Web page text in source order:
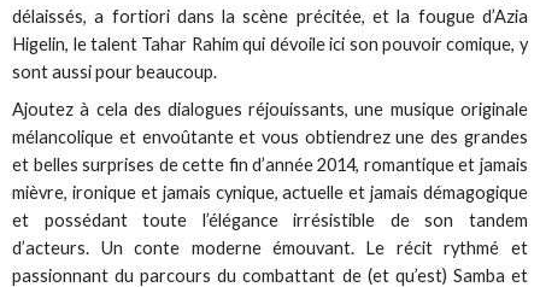
délaissés, a fortiori dans la scène précitée, et la fougue d’Azia
Higelin, le talent Tahar Rahim qui dévoile ici son pouvoir comique, y
sont aussi pour beaucoup.
Ajoutez à cela des dialogues réjouissants, une musique originale
mélancolique et envoûtante et vous obtiendrez une des grandes
et belles surprises de cette fin d’année 2014, romantique et jamais
mièvre, ironique et jamais cynique, actuelle et jamais démagogique
et possédant toute l’élégance irrésistible de son tandem
d’acteurs. Un conte moderne émouvant. Le récit rythmé et
passionnant du parcours du combattant de (et qu’est) Samba et